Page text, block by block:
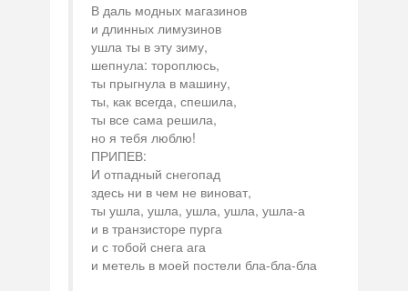
В даль модных магазинов
и длинных лимузинов
ушла ты в эту зиму,
шепнула: тороплюсь,
ты прыгнула в машину,
ты, как всегда, спешила,
ты все сама решила,
но я тебя люблю!
ПРИПЕВ:
И отпадный снегопад
здесь ни в чем не виноват,
ты ушла, ушла, ушла, ушла, ушла-а
и в транзисторе пурга
и с тобой снега ага
и метель в моей постели бла-бла-бла